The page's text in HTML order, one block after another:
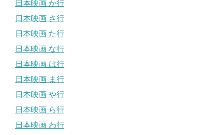
日本映画 か行
日本映画 さ行
日本映画 た行
日本映画 な行
日本映画 は行
日本映画 ま行
日本映画 や行
日本映画 ら行
日本映画 わ行